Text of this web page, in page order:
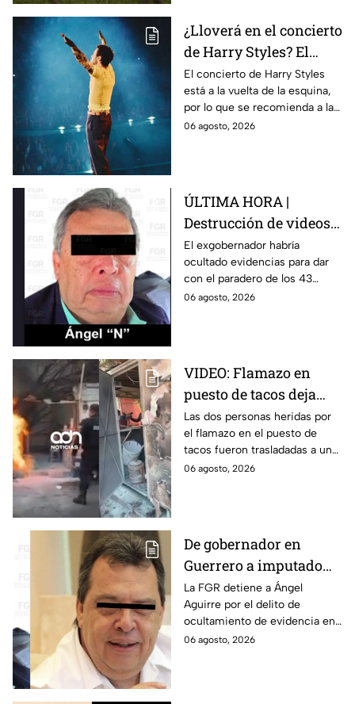
¿Lloverá en el concierto
de Harry Styles? El
pronóstico del clima
para este viernes en
CDMX
El concierto de Harry Styles
está a la vuelta de la esquina,
por lo que se recomienda a las
y los fanáticos revisar el clima
06 agosto, 2026
ÚLTIMA HORA |
Destrucción de videos
clave y amenazas a
testigos por parte de
exgobernador Ángel
Aguirre: FGR
El exgobernador habría
ocultado evidencias para dar
con el paradero de los 43
estudiantes desaparecidos de
06 agosto, 2026
VIDEO: Flamazo en
puesto de tacos deja
dos heridos en CDMX
Las dos personas heridas por
el flamazo en el puesto de
tacos fueron trasladadas a un
hospital para recibir atención
06 agosto, 2026
De gobernador en
Guerrero a imputado
por la "Verdad
Histórica"; Así fue como
Ángel Aguirre obstruyó
la justicia en caso
La FGR detiene a Ángel
Aguirre por el delito de
ocultamiento de evidencia en
el caso Ayotzinapa. Esta es la
06 agosto, 2026